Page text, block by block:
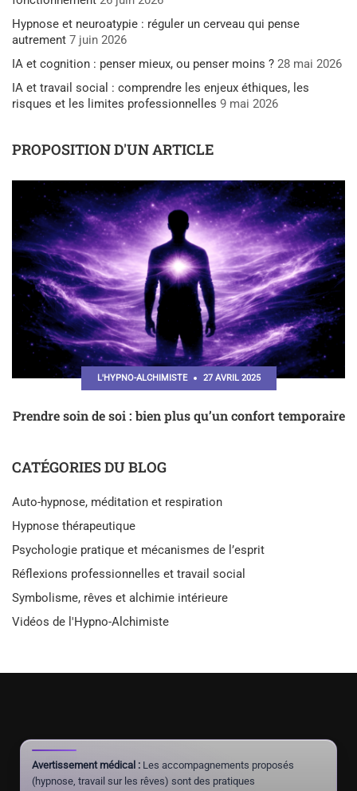
Hypnose et neuroatypie : réguler un cerveau qui pense
autrement 7 juin 2026
IA et cognition : penser mieux, ou penser moins ? 28 mai 2026
IA et travail social : comprendre les enjeux éthiques, les
risques et les limites professionnelles 9 mai 2026
PROPOSITION D'UN ARTICLE
L'HYPNO-ALCHIMISTE 27 AVRIL 2025
Prendre soin de soi : bien plus qu’un confort temporaire
CATÉGORIES DU BLOG
Auto-hypnose, méditation et respiration
Hypnose thérapeutique
Psychologie pratique et mécanismes de l’esprit
Réflexions professionnelles et travail social
Symbolisme, rêves et alchimie intérieure
Vidéos de l'Hypno-Alchimiste
Avertissement médical : Les accompagnements proposés
(hypnose, travail sur les rêves) sont des pratiques